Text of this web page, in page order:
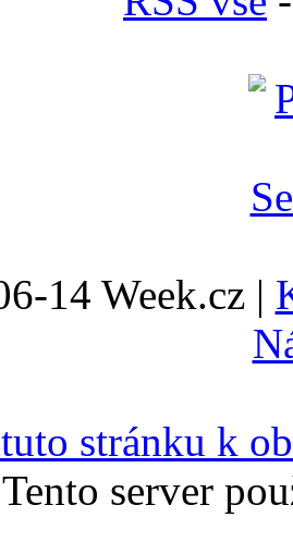
14 Week.cz |
stránku k
Tento server